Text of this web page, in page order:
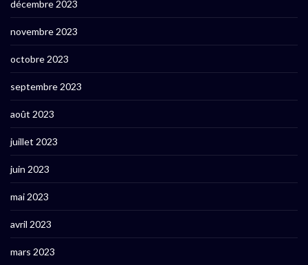
décembre 2023
novembre 2023
octobre 2023
septembre 2023
août 2023
juillet 2023
juin 2023
mai 2023
avril 2023
mars 2023